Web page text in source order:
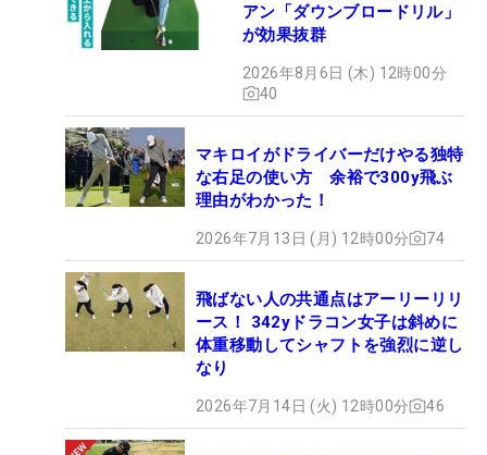
アン「ダウンブロードリル」
が効果抜群
2026年8月6日 (木) 12時00分
40
マキロイがドライバーだけやる独特
な右足の使い方 余裕で300y飛ぶ
理由がわかった！
2026年7月13日 (月) 12時00分 74
飛ばない人の共通点はアーリーリリ
ース！ 342yドラコン女子は斜めに
体重移動してシャフトを強烈に逆し
なり
2026年7月14日 (火) 12時00分 46